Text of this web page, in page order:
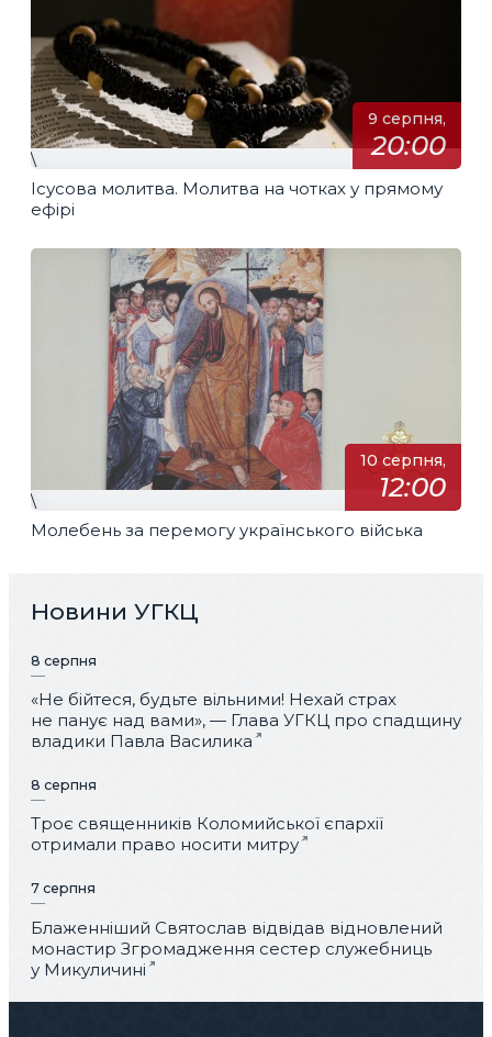
9 серпня,
20:00
\
Ісусова молитва. Молитва на чотках у прямому
ефірі
10 серпня,
12:00
\
Молебень за перемогу українського війська
Новини УГКЦ
8 серпня
«Не бійтеся, будьте вільними! Нехай страх
не панує над вами», — Глава УГКЦ про спадщину
владики Павла Василика
8 серпня
Троє священників Коломийської єпархії
отримали право носити митру
7 серпня
Блаженніший Святослав відвідав відновлений
монастир Згромадження сестер служебниць
у Микуличині